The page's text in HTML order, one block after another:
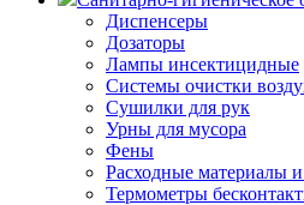
Диспенсеры
Дозаторы
Лампы инсектицидные
Системы очистки
Сушилки для рук
Урны для мусора
Фены
Расходные материалы
Термометры